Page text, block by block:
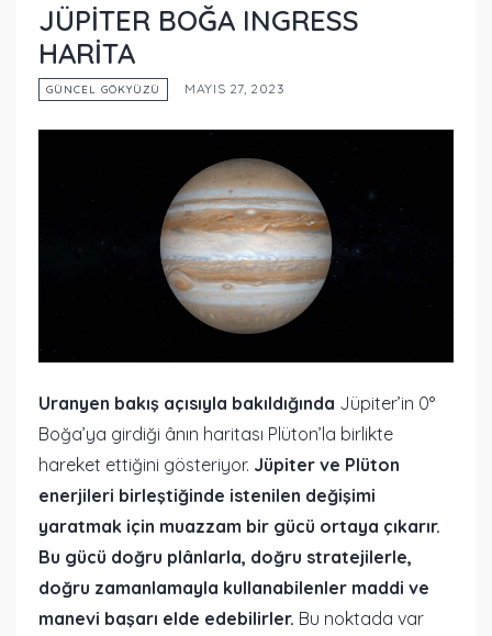
JÜPİTER BOĞA INGRESS
HARİTA
GÜNCEL GÖKYÜZÜ MAYIS 27, 2023
Uranyen bakış açısıyla bakıldığında Jüpiter’in 0°
Boğa’ya girdiği ânın haritası Plüton’la birlikte
hareket ettiğini gösteriyor. Jüpiter ve Plüton
enerjileri birleştiğinde istenilen değişimi
yaratmak için muazzam bir gücü ortaya çıkarır.
Bu gücü doğru plânlarla, doğru stratejilerle,
doğru zamanlamayla kullanabilenler maddi ve
manevi başarı elde edebilirler. Bu noktada var